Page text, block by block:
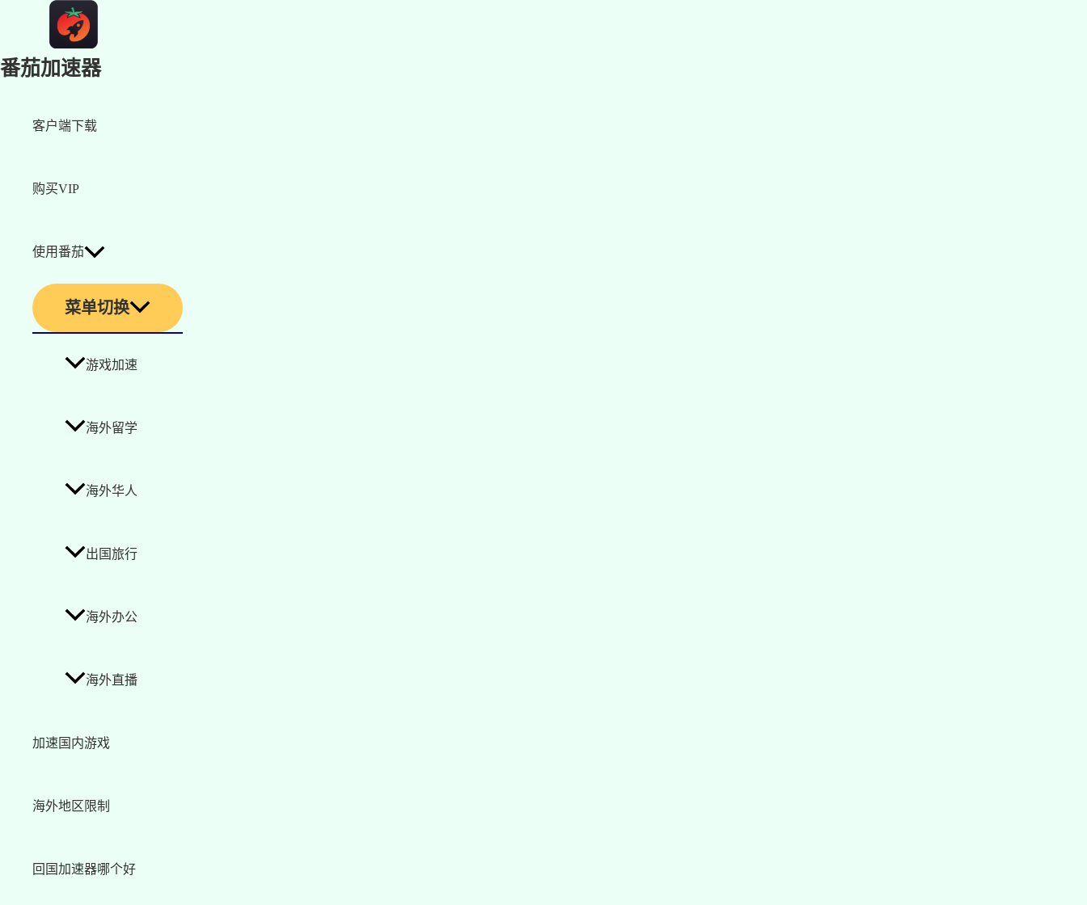
番茄加速器
客户端下载
购买VIP
使用番茄
菜单切换
游戏加速
海外留学
海外华人
出国旅行
海外办公
海外直播
加速国内游戏
海外地区限制
回国加速器哪个好